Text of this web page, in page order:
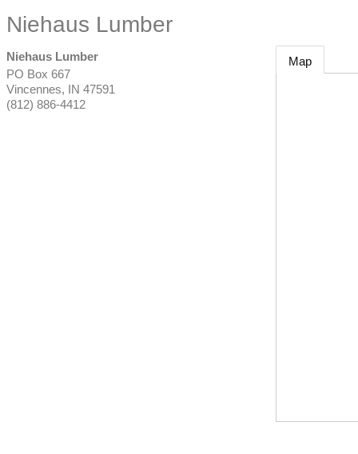
Niehaus Lumber
Niehaus Lumber
PO Box 667
Vincennes, IN 47591
(812) 886-4412
Map